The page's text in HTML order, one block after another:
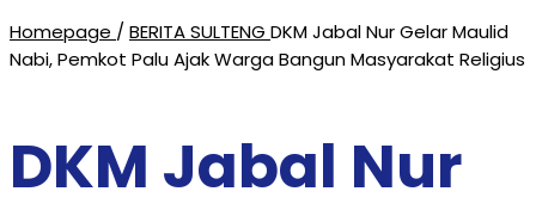
Homepage / BERITA SULTENG DKM Jabal Nur Gelar Maulid
Nabi, Pemkot Palu Ajak Warga Bangun Masyarakat Religius
DKM Jabal Nur